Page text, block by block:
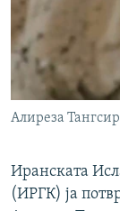
Алиреза
Иранската
(ИРГК) ја